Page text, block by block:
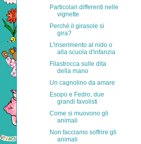
Particolari differenti nelle
vignette
Perché il girasole si
gira?
L'inserimento al nido o
alla scuola d'infanzia
Filastrocca sulle dita
della mano
Un cagnolino da amare
Esopo e Fedro, due
grandi favolisti
Come si muovono gli
animali
Non facciamo soffrire gli
animali